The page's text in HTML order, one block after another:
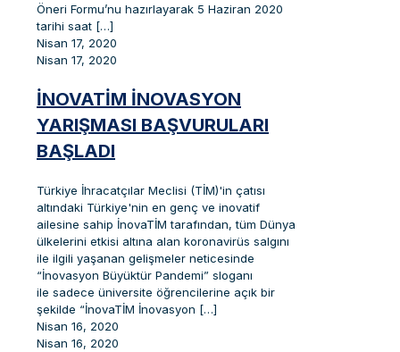
Öneri Formu’nu hazırlayarak 5 Haziran 2020
tarihi saat […]
Nisan 17, 2020
Nisan 17, 2020
İNOVATİM İNOVASYON
YARIŞMASI BAŞVURULARI
BAŞLADI
Türkiye İhracatçılar Meclisi (TİM)'in çatısı
altındaki Türkiye'nin en genç ve inovatif
ailesine sahip İnovaTİM tarafından, tüm Dünya
ülkelerini etkisi altına alan koronavirüs salgını
ile ilgili yaşanan gelişmeler neticesinde
“İnovasyon Büyüktür Pandemi” sloganı
ile sadece üniversite öğrencilerine açık bir
şekilde “İnovaTİM İnovasyon […]
Nisan 16, 2020
Nisan 16, 2020